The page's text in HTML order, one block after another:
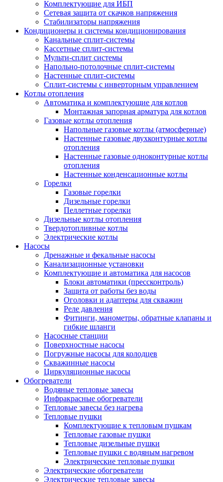
Комплектующие для ИБП
Сетевая защита от скачков напряжения
Стабилизаторы напряжения
Кондиционеры и системы кондиционирования
Канальные сплит-системы
Кассетные сплит-системы
Мульти-сплит системы
Напольно-потолочные сплит-системы
Настенные сплит-системы
Сплит-системы с инверторным управлением
Котлы отопления
Автоматика и комплектующие для котлов
Монтажная запорная арматура для котлов
Газовые котлы отопления
Напольные газовые котлы (атмосферные)
Настенные газовые двухконтурные котлы
отопления
Настенные газовые одноконтурные котлы
отопления
Настенные конденсационные котлы
Горелки
Газовые горелки
Дизельные горелки
Пеллетные горелки
Дизельные котлы отопления
Твердотопливные котлы
Электрические котлы
Насосы
Дренажные и фекальные насосы
Канализационные установки
Комплектующие и автоматика для насосов
Блоки автоматики (прессконтроль)
Защита от работы без воды
Оголовки и адаптеры для скважин
Реле давления
Фитинги, манометры, обратные клапаны и
гибкие шланги
Насосные станции
Поверхностные насосы
Погружные насосы для колодцев
Скважинные насосы
Циркуляционные насосы
Обогреватели
Водяные тепловые завесы
Инфракрасные обогреватели
Тепловые завесы без нагрева
Тепловые пушки
Комплектующие к тепловым пушкам
Тепловые газовые пушки
Тепловые дизельные пушки
Тепловые пушки с водяным нагревом
Электрические тепловые пушки
Электрические обогреватели
Электрические тепловые завесы